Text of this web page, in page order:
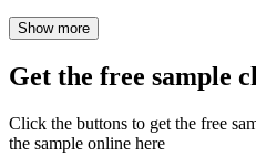
Show more
Get the free sample
Click the buttons to get the free
the sample online here